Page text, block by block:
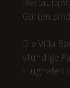
Gärten
Die Villa
stündige
Flughafen